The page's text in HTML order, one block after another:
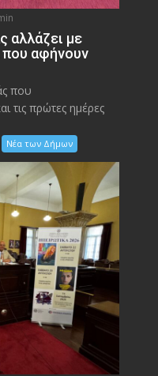
αλλάζει με
που αφήνουν
που
τις πρώτες ημέρες
Νέα των Δήμων